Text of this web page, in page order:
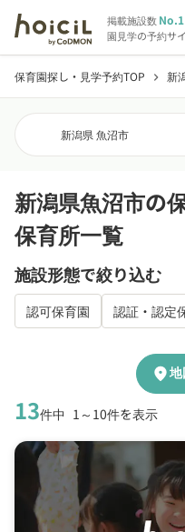
掲載施設数No.1
園見学の予約サ
保育園探し・見学予約TOP chevron_right 新
新潟県 魚沼市
新潟県魚沼市の
保育所一覧
施設形態で絞り込む
認可保育園 認証・認定
13件中 1～10件を表示
location_on地